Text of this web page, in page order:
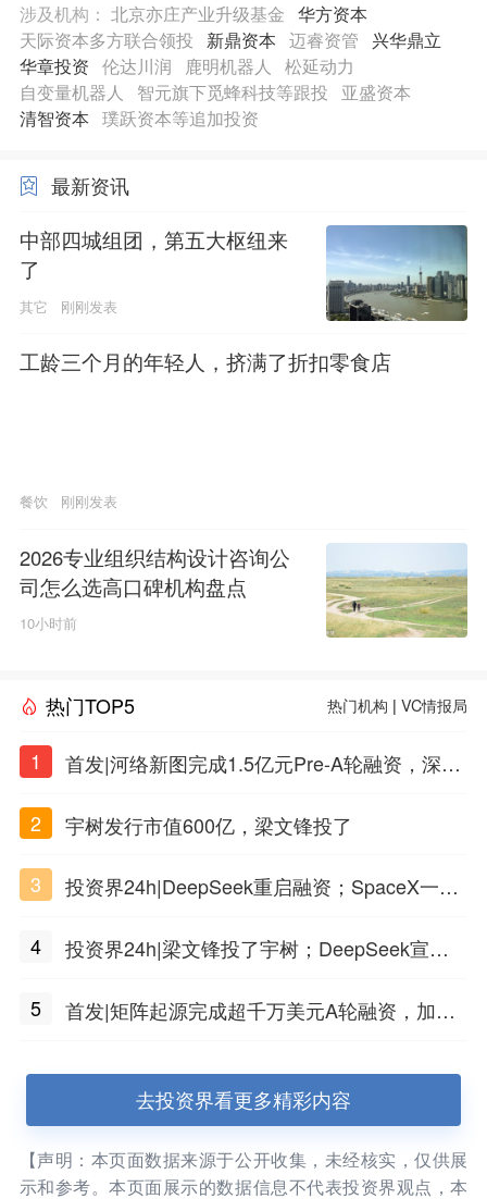
涉及机构： 北京亦庄产业升级基金 华方资本
天际资本多方联合领投
新鼎资本 迈睿资管
兴华鼎立
华章投资 伦达川润 鹿明机器人
松延动力
自变量机器人
智元旗下觅蜂科技等跟投
亚盛资本
清智资本 璞跃资本等追加投资
最新资讯
中部四城组团，第五大枢纽来
了
其它 刚刚发表
工龄三个月的年轻人，挤满了折扣零食店
餐饮 刚刚发表
2026专业组织结构设计咨询公
司怎么选高口碑机构盘点
10小时前
热门TOP5 热门机构 |VC情报局
1
首发|河络新图完成1.5亿元Pre-A轮融资，深耕i
2
宇树发行市值600亿，梁文锋投了
3
投资界24h|DeepSeek重启融资；SpaceX一夜
4
投资界24h|梁文锋投了宇树；DeepSeek宣布
5
首发|矩阵起源完成超千万美元A轮融资，加速
去投资界看更多精彩内容
【声明：本页面数据来源于公开收集，未经核实，仅供展
示和参考。本页面展示的数据信息不代表投资界观点，本